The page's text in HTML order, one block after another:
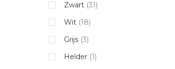
Zwart (31)
Wit (18)
Grijs (3)
Helder (1)